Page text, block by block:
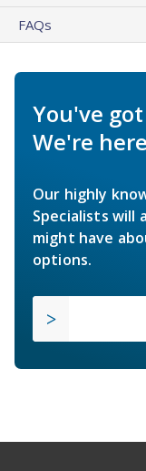
FAQs
You've
We're
Our highly
Specialists will
might have
options.